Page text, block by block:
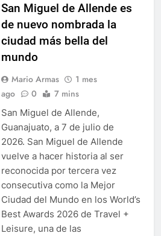
San Miguel de Allende es
de nuevo nombrada la
ciudad más bella del
mundo
Mario Armas
1 mes
ago
0 7 mins
San Miguel de Allende,
Guanajuato, a 7 de julio de
2026. San Miguel de Allende
vuelve a hacer historia al ser
reconocida por tercera vez
consecutiva como la Mejor
Ciudad del Mundo en los World’s
Best Awards 2026 de Travel +
Leisure, una de las